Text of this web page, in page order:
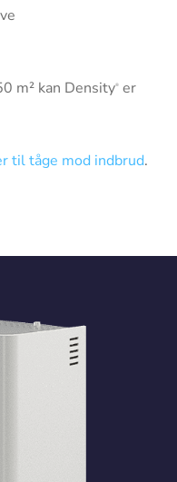
m² kan Density® er
til tåge mod indbrud.